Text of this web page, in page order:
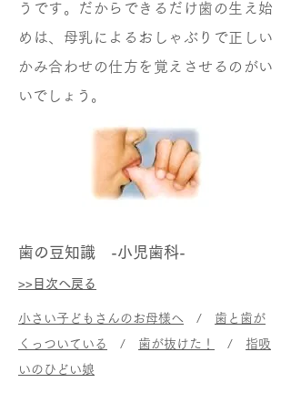
うです。だからできるだけ歯の生え始
めは、母乳によるおしゃぶりで正しい
かみ合わせの仕方を覚えさせるのがい
いでしょう。
歯の豆知識 -小児歯科-
>>目次へ戻る
小さい子どもさんのお母様へ / 歯と歯が
くっついている
/ 歯が抜けた！ / 指吸
いのひどい娘